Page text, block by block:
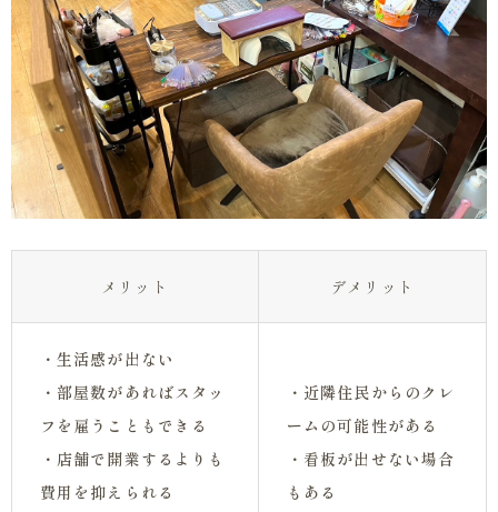
メリット デメリット
・生活感が出ない
・部屋数があればスタッ
フを雇うこともできる
・店舗で開業するよりも
費用を抑えられる
・近隣住民からのクレ
ームの可能性がある
・看板が出せない場合
もある